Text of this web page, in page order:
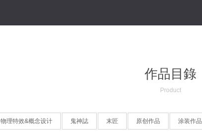
作品目錄
Product
物理特效&概念设计 鬼神誌 末匠 原创作品 涂装作品